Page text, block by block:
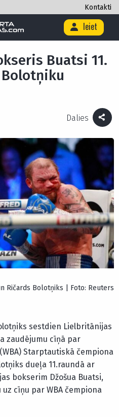
Kontakti
Ieiet
Lielbritānijas bokseris Buatsi 11.
Buatsi 11.
Dalies
Ričards Bolotņiks | Foto: Reuters
sestdien Lielbritānijas
zaudējumu cīņā par
Starptautiskā čempiona
dueļa 11.raundā ar
bokserim Džošua Buatsi,
cīņu par WBA čempiona